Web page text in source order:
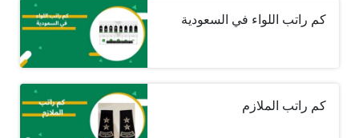
كم راتب اللواء في السعودية
كم راتب الملازم